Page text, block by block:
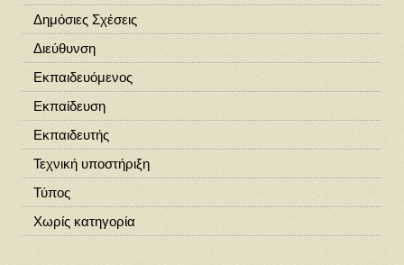
Δημόσιες Σχέσεις
Διεύθυνση
Εκπαιδευόμενος
Εκπαίδευση
Εκπαιδευτής
Τεχνική υποστήριξη
Τύπος
Χωρίς κατηγορία